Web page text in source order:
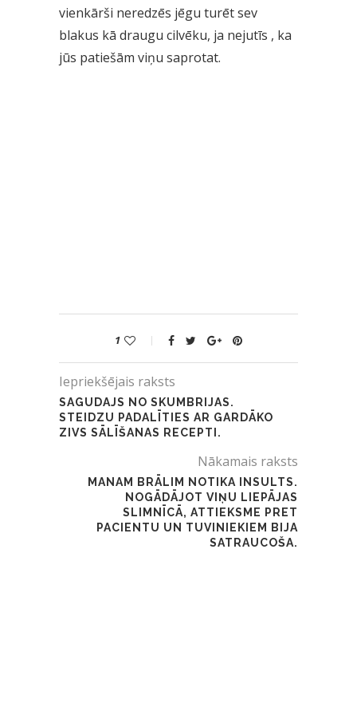
vienkārši neredzēs jēgu turēt sev
blakus kā draugu cilvēku, ja nejutīs , ka
jūs patiešām viņu saprotat.
1
Iepriekšējais raksts
SAGUDAJS NO SKUMBRIJAS.
STEIDZU PADALĪTIES AR GARDĀKO
ZIVS SĀLĪŠANAS RECEPTI.
Nākamais raksts
MANAM BRĀLIM NOTIKA INSULTS.
NOGĀDĀJOT VIŅU LIEPĀJAS
SLIMNĪCĀ, ATTIEKSME PRET
PACIENTU UN TUVINIEKIEM BIJA
SATRAUCOŠA.